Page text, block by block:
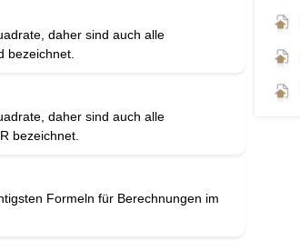
daher sind auch alle
bezeichnet.
daher sind auch alle
bezeichnet.
Formeln für Berechnungen im